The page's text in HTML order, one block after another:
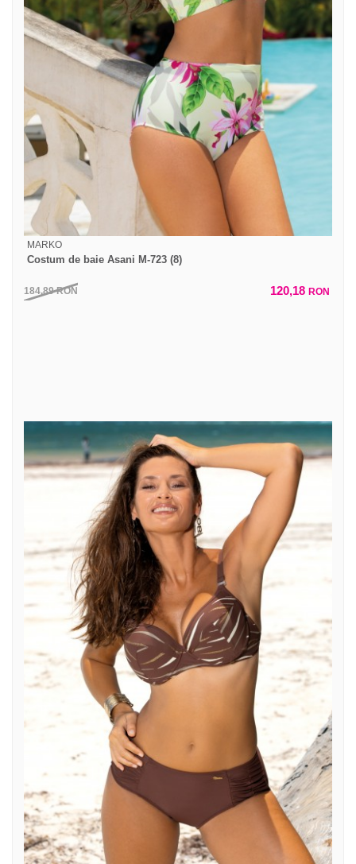
MARKO
Costum de baie Asani M-723 (8)
184,89RON 120,18 RON